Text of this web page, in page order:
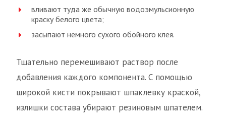
вливают туда же обычную водоэмульсионную
краску белого цвета;
засыпают немного сухого обойного клея.
Тщательно перемешивают раствор после
добавления каждого компонента. С помощью
широкой кисти покрывают шпаклевку краской,
излишки состава убирают резиновым шпателем.